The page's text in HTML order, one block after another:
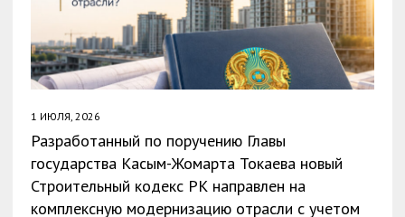
1 ИЮЛЯ, 2026
Разработанный по поручению Главы
государства Касым-Жомарта Токаева новый
Строительный кодекс РК направлен на
комплексную модернизацию отрасли с учетом